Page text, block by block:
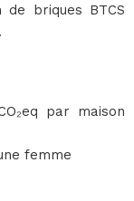
de briques BTCS
par maison
femme